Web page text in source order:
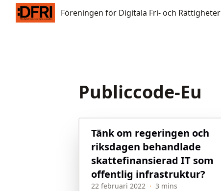
Föreningen för Digitala Fri- och Rättigheter
Föreningen för Digitala Fri- och Rättigheter
Publiccode-Eu
Tänk om regeringen och
riksdagen behandlade
skattefinansierad IT som
offentlig infrastruktur?
22 februari 2022 · 3 mins